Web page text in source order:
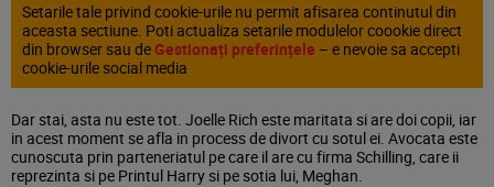
Setarile tale privind cookie-urile nu permit afisarea continutul din
aceasta sectiune. Poti actualiza setarile modulelor coookie direct
din browser sau de Gestionați preferințele – e nevoie sa accepti
cookie-urile social media
Dar stai, asta nu este tot. Joelle Rich este maritata si are doi copii, iar
in acest moment se afla in process de divort cu sotul ei. Avocata este
cunoscuta prin parteneriatul pe care il are cu firma Schilling, care ii
reprezinta si pe Printul Harry si pe sotia lui, Meghan.